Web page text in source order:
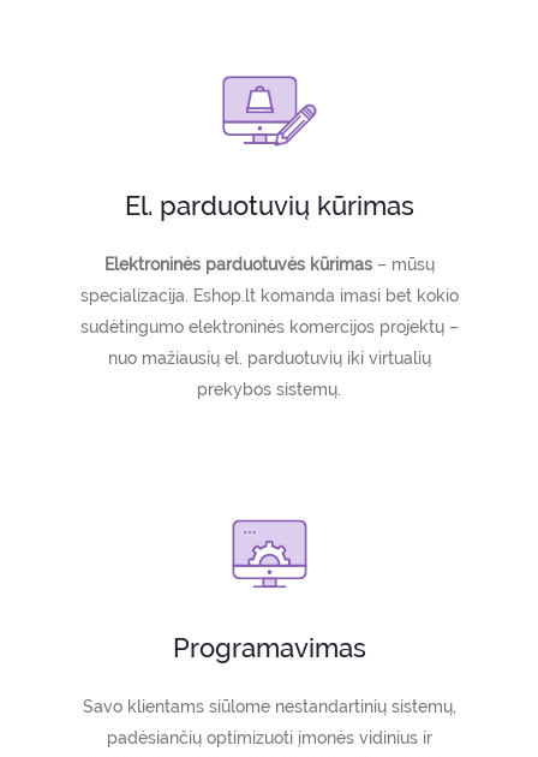
El. parduotuvių kūrimas
Elektroninės parduotuvės kūrimas– mūsų
specializacija. Eshop.lt komanda imasi bet kokio
sudėtingumo elektroninės komercijos projektų –
nuo mažiausių el. parduotuvių iki virtualių
prekybos sistemų.
Programavimas
Savo klientams siūlome nestandartinių sistemų,
padėsiančių optimizuoti įmonės vidinius ir